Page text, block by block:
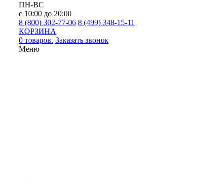
ПН-ВС
с 10:00 до 20:00
8 (800) 302-77-06 8 (499) 348-15-11
КОРЗИНА
0 товаров. Заказать звонок
Меню